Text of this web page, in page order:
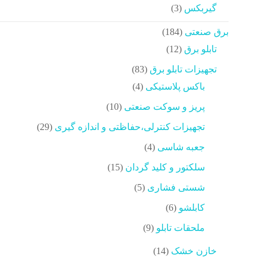
گیربکس 3
3
برق صنعتی 184
184
تابلو برق 12
12
تجهیزات تابلو برق 83
83
محصولات
باکس پلاستیکی 4
4
پریز و سوکت صنعتی 10
10
محصولات
تجهیزات کنترلی،حفاظتی و اندازه گیری 29
29
جعبه شاسی 4
4
محصولات
سلکتور و کلید گردان 15
15
شستی فشاری 5
5
کابلشو 6
6
محصولات
ملحقات تابلو 9
9
خازن خشک 14
14